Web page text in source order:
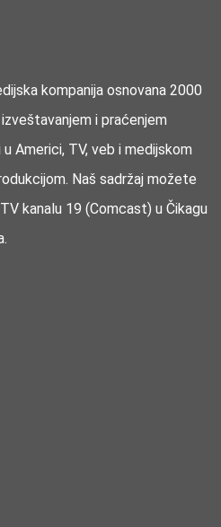
kompanija osnovana 2000
i praćenjem
Americi, TV, veb i medijskom
Naš sadržaj možete
kanalu 19 (Comcast) u Čikagu